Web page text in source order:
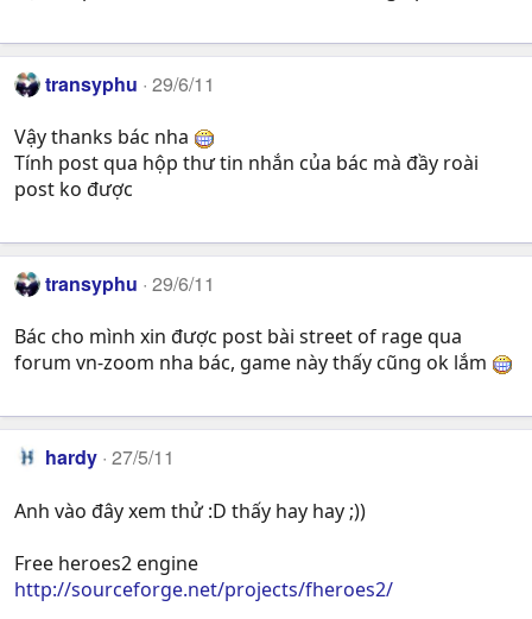
transyphu 29/6/11
Vậy thanks bác nha
Tính post qua hộp thư tin nhắn của bác mà đầy roài
post ko được
transyphu 29/6/11
Bác cho mình xin được post bài street of rage qua
forum vn-zoom nha bác, game này thấy cũng ok lắm
hardy 27/5/11
Anh vào đây xem thử :D thấy hay hay ;))
Free heroes2 engine
http://sourceforge.net/projects/fheroes2/